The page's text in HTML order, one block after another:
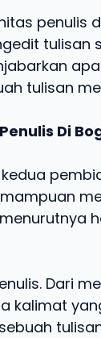
penulis
tulisan
tulisan
Di
Dari
kalimat